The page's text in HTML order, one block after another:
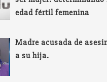
edad fértil femenina
Madre acusada de
a su hija.